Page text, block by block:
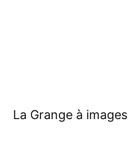
La Grange à images